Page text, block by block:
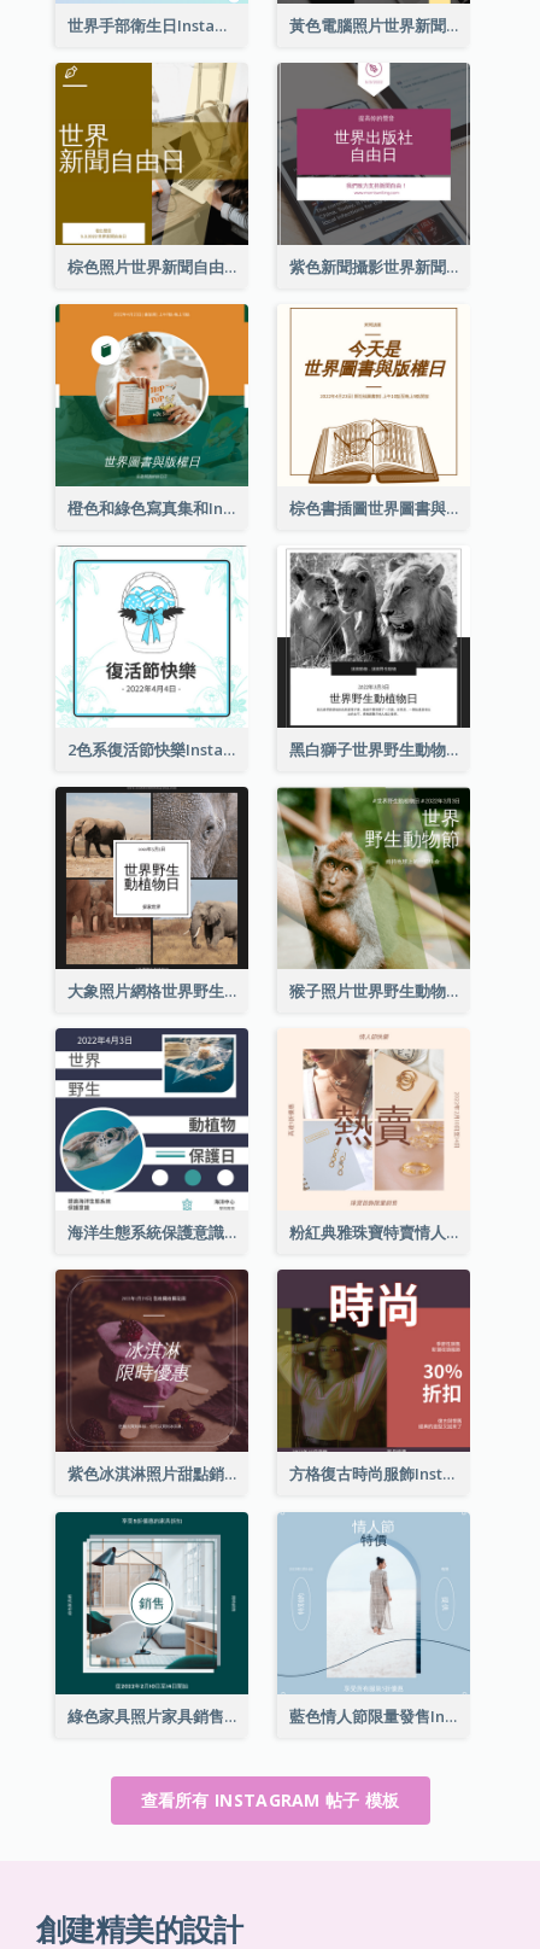
世界手部衛生日Instagram帖子 黃色電腦照片世界新聞自由日Instagram帖子
棕色照片世界新聞自由日Instagram帖子 紫色新聞攝影世界新聞自由日Instagram帖子
橙色和綠色寫真集和Instagram版權日 棕色書插圖世界圖書與版權日Instagram帖子
2色系復活節快樂Instagram帖子 黑白獅子世界野生動物日Instagram帖子
大象照片網格世界野生動物日Instagram帖子 猴子照片世界野生動物日Instagram帖子
海洋生態系統保護意識Instagram帖子 粉紅典雅珠寶特賣情人節Instagram帖子
紫色冰淇淋照片甜點銷售Instagram帖子 方格復古時尚服飾Instagram帖子
綠色家具照片家具銷售Instagram帖子 藍色情人節限量發售Instagram帖子
查看所有 INSTAGRAM 帖子 模板
創建精美的設計